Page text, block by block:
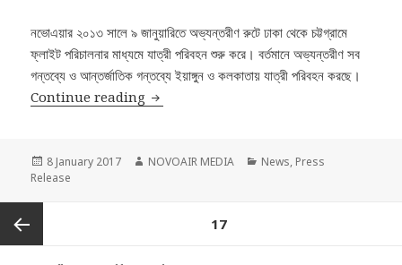
নভোএয়ার ২০১৩ সালে ৯ জানুয়ারিতে অভ্যন্তরীণ রুটে ঢাকা থেকে চট্টগ্রামে
ফ্লাইট পরিচালনার মাধ্যমে যাত্রী পরিবহন শুরু করে। বর্তমানে অভ্যন্তরীণ সব
গন্তব্যে ও আন্তর্জাতিক গন্তব্যে ইয়াঙ্গুন ও কলকাতায় যাত্রী পরিবহন করছে।
Continue reading নভোএয়ারের পঞ্চম বর্ষে পদার্পণ
Posted
on
8 January 2017 Author
NOVOAIR MEDIA Categories
News, Press
Release
pagination
17